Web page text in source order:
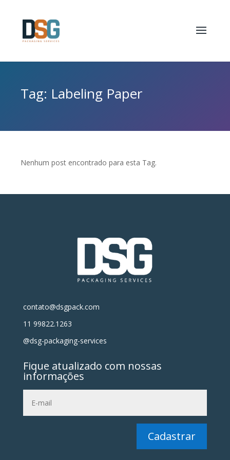
Tag: Labeling Paper
Nenhum post encontrado para esta Tag.
contato@dsgpack.com
11 99822.1263
@dsg-packaging-services
Fique atualizado com nossas
informações
Cadastrar